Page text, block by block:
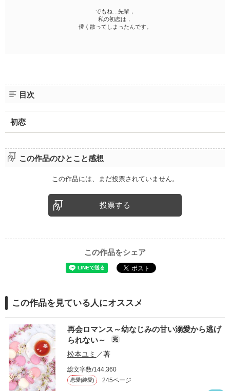
でもね…先輩，
私の初恋は，
儚く散ってしまったんです。
目次
初恋
この作品のひとこと感想
この作品には、まだ投票されていません。
投票する
この作品をシェア
この作品を見ている人にオススメ
再会ロマンス～幼なじみの甘い溺愛から逃げ
られない～
完
松本ユミ ／著
総文字数/144,360
恋愛(純愛) 245ページ